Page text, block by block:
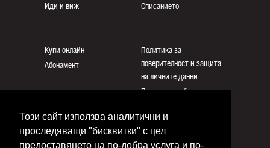
Този сайт използва аналитични и
проследяващи "бисквитки" с цел
предоставянето на по-добра услуга и по-
Иди и виж
Списанието
Купи онлайн
Абонамент
Политика за
поверителност и защита
на личните данни
Политика за бисквитките
Общи условия
Контакти